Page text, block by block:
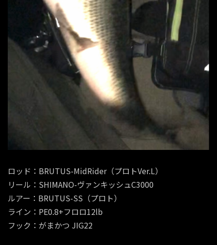
ロッド：BRUTUS-MidRider（プロトVer.L）
リール：SHIMANO-ヴァンキッシュC3000
ルアー：BRUTUS-SS（プロト）
ライン：PE0.8+フロロ12lb
フック：がまかつ JIG22